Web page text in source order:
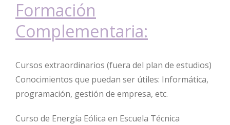
Formación
Complementaria:
Cursos extraordinarios (fuera del plan de estudios)
Conocimientos que puedan ser útiles: Informática,
programación, gestión de empresa, etc.
Curso de Energía Eólica en Escuela Técnica